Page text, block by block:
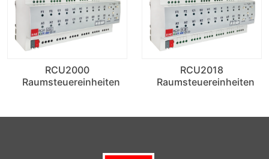
RCU2000
Raumsteuereinheiten
RCU2018
Raumsteuereinheiten